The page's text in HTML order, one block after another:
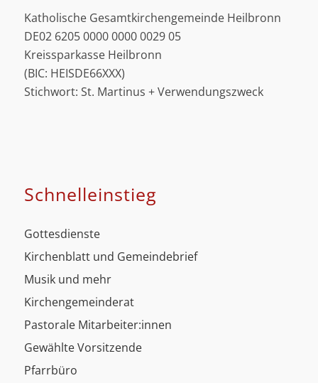
Katholische Gesamtkirchengemeinde Heilbronn
DE02 6205 0000 0000 0029 05
Kreissparkasse Heilbronn
(BIC: HEISDE66XXX)
Stichwort: St. Martinus + Verwendungszweck
Schnell­einstieg
Gottesdienste
Kirchenblatt und Gemeindebrief
Musik und mehr
Kirchengemeinderat
Pastorale Mitarbeiter:innen
Gewählte Vorsitzende
Pfarrbüro